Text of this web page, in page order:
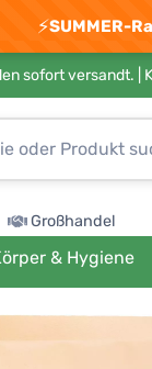
⚡SUMMER-
sofort versandt. |
Großhandel
& Hygiene